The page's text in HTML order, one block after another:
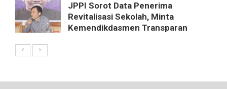
JPPI Sorot Data Penerima
Revitalisasi Sekolah, Minta
Kemendikdasmen Transparan